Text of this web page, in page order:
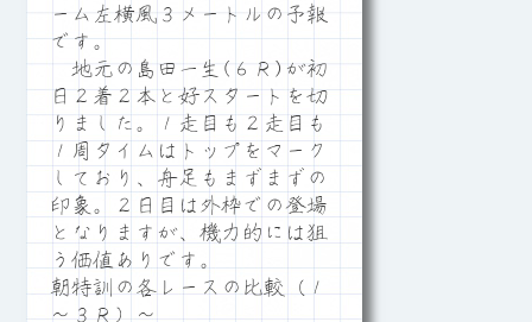
ーム左横風３メートルの予報
です。
地元の島田一生(６Ｒ)が初
日２着２本と好スタートを切
りました。１走目も２走目も
１周タイムはトップをマーク
しており、舟足もまずまずの
印象。２日目は外枠での登場
となりますが、機力的には狙
う価値ありです。
朝特訓の各レースの比較（１
～３Ｒ）～